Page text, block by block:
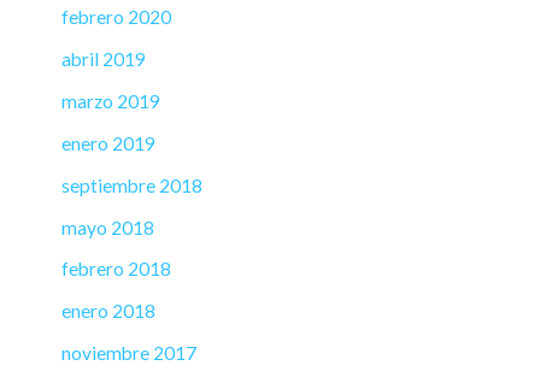
febrero 2020
abril 2019
marzo 2019
enero 2019
septiembre 2018
mayo 2018
febrero 2018
enero 2018
noviembre 2017